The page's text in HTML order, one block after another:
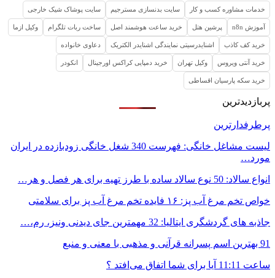
خدمات مشاوره کسب و کار سایت بدنسازی مسترجیم سایت پوشاک شیک خارجی
آموزش n8n پرشین هتل خرید ساعت هوشمند اصل ساخت ربات تلگرام وکیل ازما
خرید کف کاذب اشنایدرسیتی نمایندگی اشنایدر الکتریک دعاوی خانواده
خرید آنتی ویروس وکیل تهران خرید دمپایی کراکس اورجینال انکودر
خرید سکه پارسیان اقساطی
پربازدیدترین
پرطرفدارترین
لیست مشاغل خانگی: فهرست 340 شغل خانگی زودبازده در ایران
مورد…
انواع سالاد: 50 نوع سالاد ساده با طرز تهیه برای هر فصل و هر…
خواص تخم مرغ آب پز: ۱۶ فایده تخم مرغ آب پز برای سلامتی
جاذبه های گردشگری ایتالیا: 32 مهمترین جای دیدنی ونیز، رم،…
91 بهترین اسم پسرانه قرآنی و مذهبی با معنی و منبع
ساعت 11:11 آیا برای شما اتفاق می‌افتد ؟